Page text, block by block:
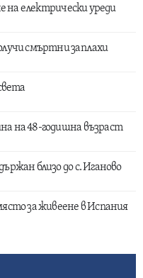
на електрически уреди
смъртни заплахи
на 48-годишна възраст
близо до с. Иганово
за живеене в Испания